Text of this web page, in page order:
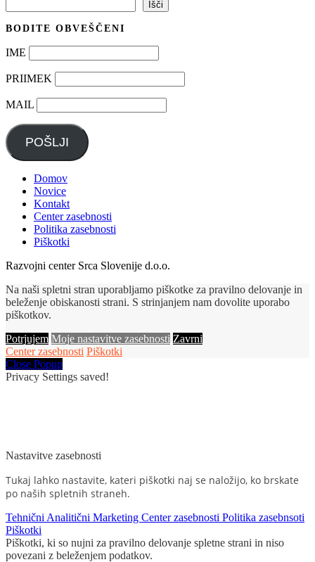
Išči
BODITE OBVEŠČENI
IME
PRIIMEK
MAIL
POŠLJI
Domov
Novice
Kontakt
Center zasebnosti
Politika zasebnosti
Piškotki
Razvojni center Srca Slovenije d.o.o.
Na naši spletni stran uporabljamo piškotke za pravilno delovanje in
beleženje obiskanosti strani. S strinjanjem nam dovolite uporabo
piškotkov.
Potrjujem Moje nastavitve zasebnosti Zavrni
Center zasebnosti Piškotki
Close Popup
Privacy Settings saved!
Nastavitve zasebnosti
Tukaj lahko nastavite, kateri piškotki naj se naložijo, ko brskate
po naših spletnih straneh.
Tehnični Analitični Marketing Center zasebnosti Politika zasebnsoti
Piškotki
Piškotki, ki so nujni za pravilno delovanje spletne strani in niso
povezani z beleženjem podatkov.